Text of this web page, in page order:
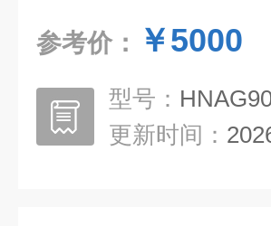
参考价： ￥5000
型号：
更新时间：